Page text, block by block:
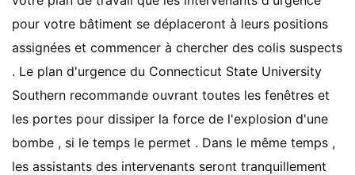
pour votre bâtiment se déplaceront à leurs positions
assignées et commencer à chercher des colis suspects
. Le plan d'urgence du Connecticut State University
Southern recommande ouvrant toutes les fenêtres et
les portes pour dissiper la force de l'explosion d'une
bombe , si le temps le permet . Dans le même temps ,
les assistants des intervenants seront tranquillement